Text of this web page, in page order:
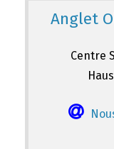
Anglet
Centre